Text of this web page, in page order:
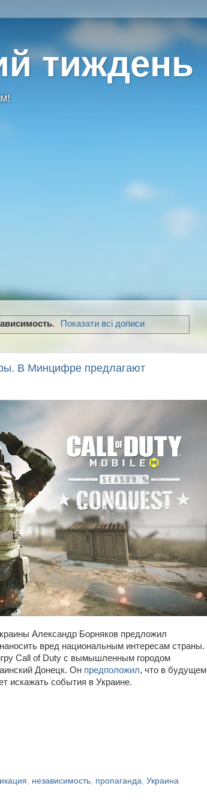
тиждень
. Показати всі дописи
В Минцифре предлагают
Александр Борняков предложил
вред национальным интересам страны.
Call of Duty с вымышленным городом
Донецк. Он предположил, что в будущем
искажать события в Украине.
, независимость, пропаганда, Украина